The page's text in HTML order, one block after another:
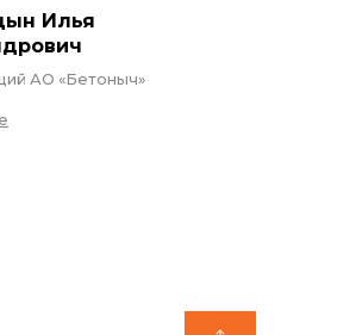
Илья
АО «Бетоныч»